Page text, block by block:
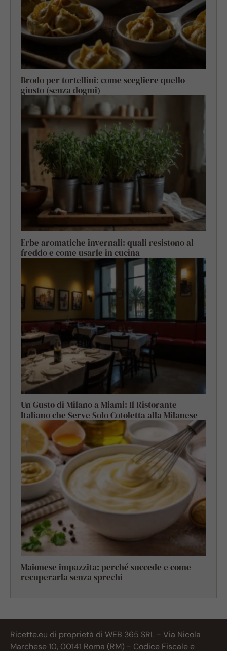
Brodo per tortellini: come scegliere quello
giusto (senza dogmi)
Erbe aromatiche invernali: quali resistono al
freddo e come usarle in cucina
Un Gusto di Milano a Miami: Il Ristorante
Italiano che Serve Solo Cotoletta alla Milanese
Maionese impazzita: perché succede e come
recuperarla senza sprechi
Ricette.eu di proprietà di WEB 365 SRL - Via Nicola
Marchese 10, 00141 Roma (RM) - Codice Fiscale e